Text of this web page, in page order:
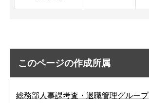
このページの作成所属
総務部人事課考査・退職管理グループ